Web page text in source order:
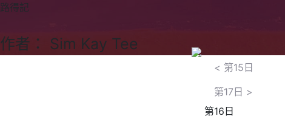
路得記
作者： Sim Kay Tee
< 第15日
第17日 >
第16日